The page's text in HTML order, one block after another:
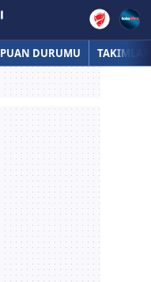
PUAN DURUMU TAKIMLAR